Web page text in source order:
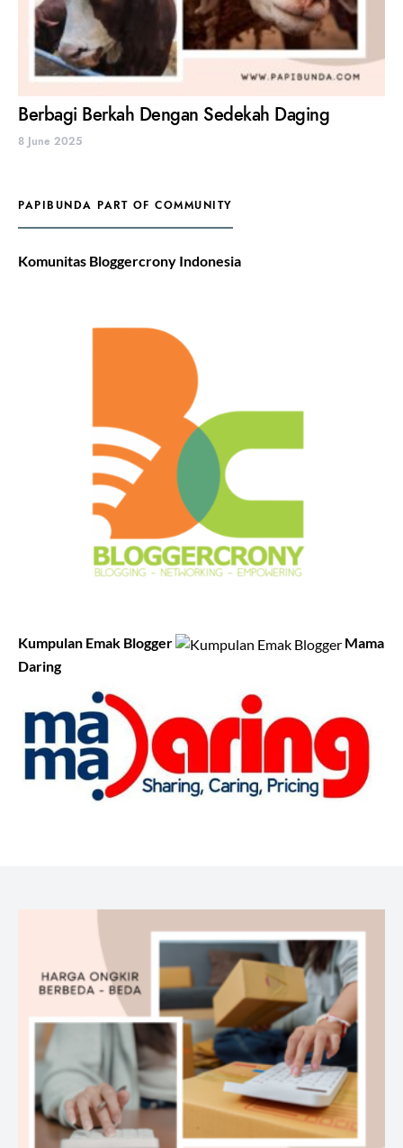
Berbagi Berkah Dengan Sedekah Daging
8 June 2025
PAPIBUNDA PART OF COMMUNITY
Komunitas Bloggercrony Indonesia
Kumpulan Emak Blogger
Mama
Daring